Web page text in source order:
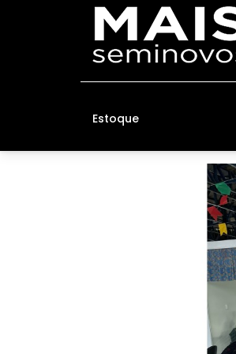
Estoque